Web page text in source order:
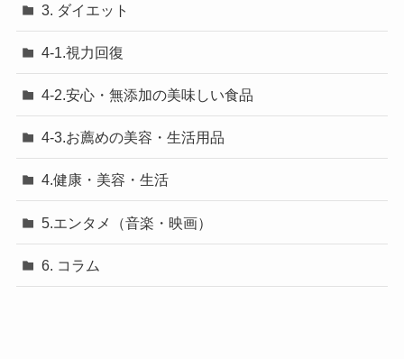
3. ダイエット
4-1.視力回復
4-2.安心・無添加の美味しい食品
4-3.お薦めの美容・生活用品
4.健康・美容・生活
5.エンタメ（音楽・映画）
6. コラム